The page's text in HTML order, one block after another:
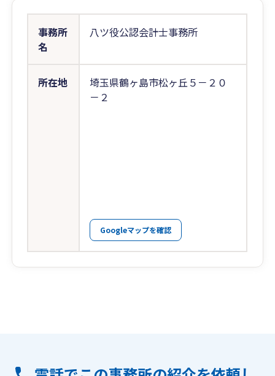
事務所
名
八ツ役公認会計士事務所
所在地
埼玉県鶴ヶ島市松ヶ丘５－２０
－２
Googleマップを確認